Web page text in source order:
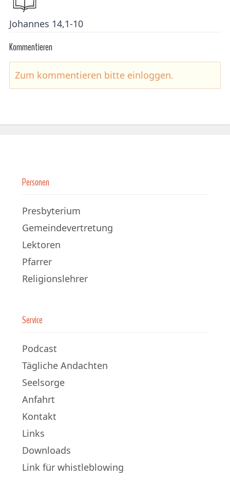
Johannes 14,1-10
Kommentieren
Zum kommentieren bitte einloggen.
Personen
Presbyterium
Gemeindevertretung
Lektoren
Pfarrer
Religionslehrer
Service
Podcast
Tägliche Andachten
Seelsorge
Anfahrt
Kontakt
Links
Downloads
Link für whistleblowing